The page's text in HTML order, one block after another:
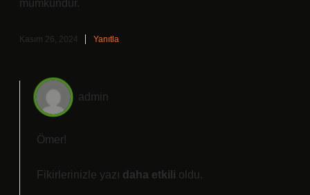
mümkündür.
Kasım 26, 2024 Yanıtla
admin
Ömer!
Fikirlerinizle yazı daha etkili oldu.